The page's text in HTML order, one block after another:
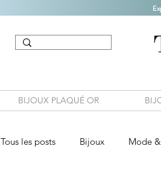
BIJOUX PLAQUÉ OR
Tous les posts Bijoux Mode